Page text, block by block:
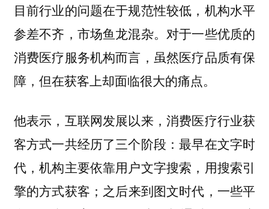
目前行业的问题在于规范性较低，机构水平
参差不齐，市场鱼龙混杂。对于一些优质的
消费医疗服务机构而言，虽然医疗品质有保
障，但在获客上却面临很大的痛点。
他表示，互联网发展以来，消费医疗行业获
客方式一共经历了三个阶段：最早在文字时
代，机构主要依靠用户文字搜索，用搜索引
擎的方式获客；之后来到图文时代，一些平